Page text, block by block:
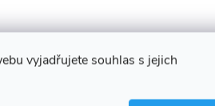
vyjadřujete souhlas s jejich